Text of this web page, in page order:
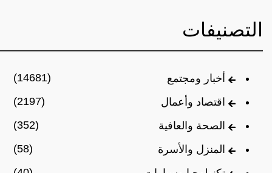
التصنيفات
أخبار ومجتمع
(14681)
اقتصاد وأعمال
(2197)
الصحة والعافية
(352)
المنزل والأسرة
(58)